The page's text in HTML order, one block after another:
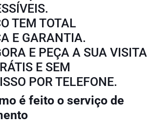
TEM TOTAL
E GARANTIA.
E PEÇA A SUA VISITA
E SEM
POR TELEFONE.
é feito o serviço de